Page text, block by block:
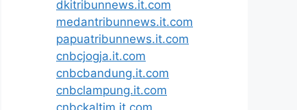
dkitribunnews.it.com
medantribunnews.it.com
papuatribunnews.it.com
cnbcjogja.it.com
cnbcbandung.it.com
cnbclampung.it.com